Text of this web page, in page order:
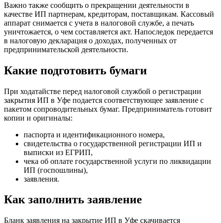
Важно также сообщить о прекращении деятельности в
качестве ИП партнерам, кредиторам, поставщикам. Кассовый
аппарат снимается с учета в налоговой службе, а печать
уничтожается, о чем составляется акт. Напоследок передается
в налоговую декларация о доходах, полученных от
предпринимательской деятельности.
Какие подготовить бумаги
При ходатайстве перед налоговой службой о регистрации
закрытия ИП в Уфе подается соответствующее заявление с
пакетом сопроводительных бумаг. Предприниматель готовит
копии и оригиналы:
паспорта и идентификационного номера,
свидетельства о государственной регистрации ИП и
выписки из ЕГРИП,
чека об оплате государственной услуги по ликвидации
ИП (госпошлины),
заявления.
Как заполнить заявление
Бланк заявления на закрытие ИП в Уфе скачивается